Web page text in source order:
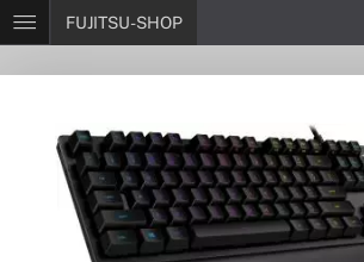
FUJITSU-SHOP